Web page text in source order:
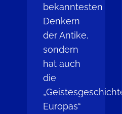
bekanntesten
Denkern
der Antike,
sondern
hat auch
die
„Geistesgeschichte
Europas“